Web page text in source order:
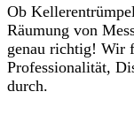
Ob
Räumung von
genau richtig! Wir
Professionalität,
durch.